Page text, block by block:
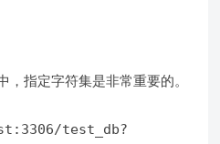
，指定字符集是非常重要的。
test_db?